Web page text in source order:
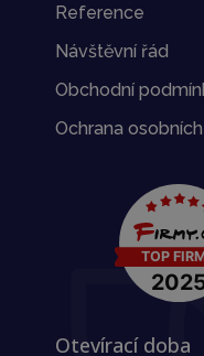
Reference
Návštěvní řád
Obchodní
Ochrana
Otevírací doba